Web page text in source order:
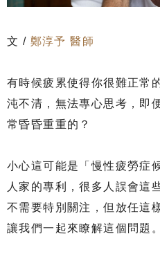
文 / 鄭淳予 醫師
有時候疲累使得你很難正常
沌不清，無法專心思考，即
常昏昏重重的？
小心這可能是「慢性疲勞症
人家的專利，很多人誤會這
不需要特別關注，但放任這
讓我們一起來瞭解這個問題。